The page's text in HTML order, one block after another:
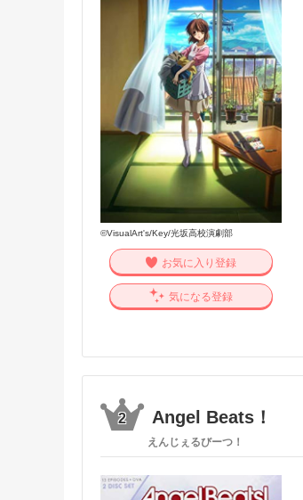
©VisualArt's/Key/光坂高校演劇部
お気に入り登録
気になる登録
2 Angel Beats！
えんじぇるびーつ！